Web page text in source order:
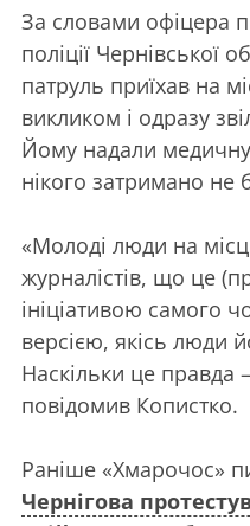
За словами офіцера
поліції Чернівської
патруль приїхав на
викликом і одразу
Йому надали
нікого затримано не
«Молоді люди на
журналістів, що це
ініціативою самого
версією, якісь люди
Наскільки це правда
повідомив Копистко.
Раніше «Хмарочос»
Чернігова